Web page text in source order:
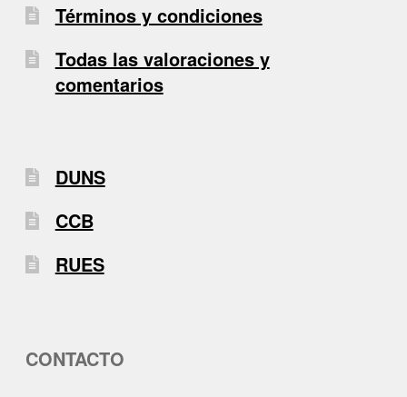
Términos y condiciones
Todas las valoraciones y
comentarios
DUNS
CCB
RUES
CONTACTO